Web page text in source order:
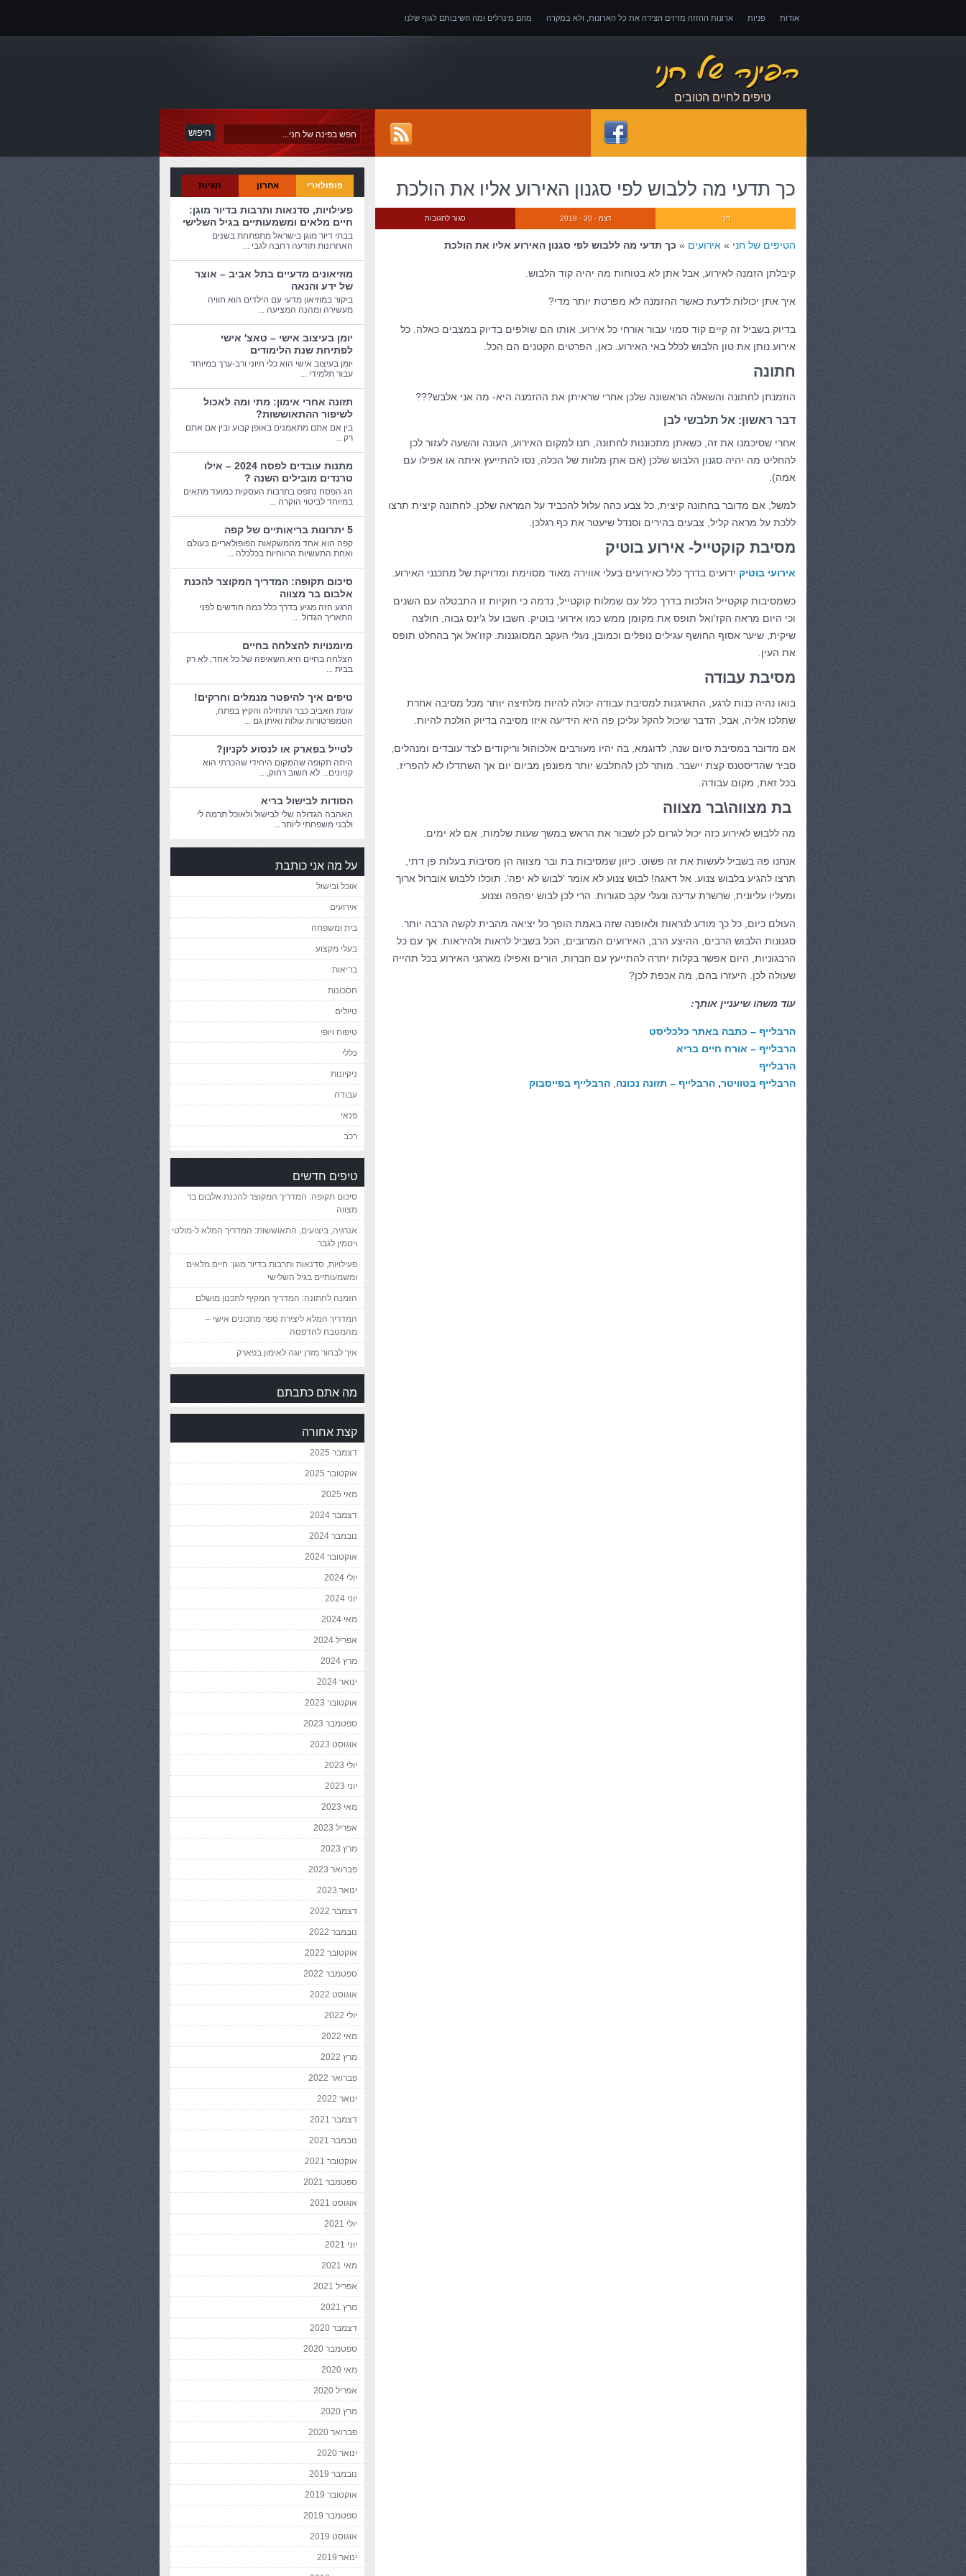
אודות פניות ארונות ההזזה מזיזים הצידה את כל הארונות, ולא במקרה מהם מינרלים ומה חשיבותם לגוף שלנו
אובדן כושר עבודה – כיצד לממש זכויות במקרה של אובדן כושר עבודה
טיפים לחיים הטובים
כך תדעי מה ללבוש לפי סגנון האירוע אליו את הולכת
סגור לתגובות דצמ - 30 - 2018 חני
הטיפים של חני » אירועים » כך תדעי מה ללבוש לפי סגנון האירוע אליו את הולכת
קיבלתן הזמנה לאירוע, אבל אתן לא בטוחות מה יהיה קוד הלבוש.
איך אתן יכולות לדעת כאשר ההזמנה לא מפרטת יותר מדי?
בדיוק בשביל זה קיים קוד סמוי עבור אורחי כל אירוע, אותו הם שולפים בדיוק במצבים כאלה. כל
אירוע נותן את טון הלבוש לכלל באי האירוע. כאן, הפרטים הקטנים הם הכל.
חתונה
הוזמנתן לחתונה והשאלה הראשונה שלכן אחרי שראיתן את ההזמנה היא- מה אני אלבש???
דבר ראשון: אל תלבשי לבן
אחרי שסיכמנו את זה, כשאתן מתכוננות לחתונה, תנו למקום האירוע, העונה והשעה לעזור לכן
להחליט מה יהיה סגנון הלבוש שלכן (אם אתן מלוות של הכלה, נסו להתייעץ איתה או אפילו עם
אמה).
למשל, אם מדובר בחתונה קיצית, כל צבע כהה עלול להכביד על המראה שלכן. לחתונה קיצית תרצו
ללכת על מראה קליל, צבעים בהירים וסנדל שיעטר את כף רגלכן.
מסיבת קוקטייל- אירוע בוטיק
אירועי בוטיק ידועים בדרך כלל כאירועים בעלי אווירה מאוד מסוימת ומדויקת של מתכנני האירוע.
כשמסיבות קוקטייל הולכות בדרך כלל עם שמלות קוקטייל, נדמה כי חוקיות זו התבטלה עם השנים
וכי היום מראה הקז'ואל תופס את מקומן ממש כמו אירועי בוטיק. חשבו על ג'ינס גבוה, חולצה
שיקית, שיער אסוף החושף עגילים נופלים וכמובן, נעלי העקב המסוגננות. קזו'אל אך בהחלט תופס
את העין.
מסיבת עבודה
בואו נהיה כנות לרגע, התארגנות למסיבת עבודה יכולה להיות מלחיצה יותר מכל מסיבה אחרת
שתלכו אליה, אבל, הדבר שיכול להקל עליכן פה היא הידיעה איזו מסיבה בדיוק הולכת להיות.
אם מדובר במסיבת סיום שנה, לדוגמא, בה יהיו מעורבים אלכוהול וריקודים לצד עובדים ומנהלים,
סביר שהדיסטנס קצת יישבר. מותר לכן להתלבש יותר מפונפן מביום יום אך השתדלו לא להפריז.
בכל זאת, מקום עבודה.
בת מצווה\בר מצווה
מה ללבוש לאירוע כזה יכול לגרום לכן לשבור את הראש במשך שעות שלמות, אם לא ימים.
אנחנו פה בשביל לעשות את זה פשוט. כיוון שמסיבות בת ובר מצווה הן מסיבות בעלות פן דתי,
תרצו להגיע בלבוש צנוע. אל דאגה! לבוש צנוע לא אומר 'לבוש לא יפה'. תוכלו ללבוש אוברול ארוך
ומעליו עליונית, שרשרת עדינה ונעלי עקב סגורות. הרי לכן לבוש יפהפה וצנוע.
העולם כיום, כל כך מודע לנראות ולאופנה שזה באמת הופך כל יציאה מהבית לקשה הרבה יותר.
סגנונות הלבוש הרבים, ההיצע הרב, האירועים המרובים, הכל בשביל לראות ולהיראות. אך עם כל
הרבגוניות, היום אפשר בקלות יתרה להתייעץ עם חברות, הורים ואפילו מארגני האירוע בכל תהייה
שעולה לכן. היעזרו בהם, מה אכפת לכן?
עוד משהו שיעניין אותך:
הרבלייף – כתבה באתר כלכליסט
הרבלייף – אורח חיים בריא
הרבלייף
הרבלייף בטוויטר, הרבלייף – תזונה נכונה הרבלייף בפייסבוק
פופולארי אחרון תגיות
פעילויות, סדנאות ותרבות בדיור מוגן:
חיים מלאים ומשמעותיים בגיל השלישי
בבתי דיור מוגן בישראל מתפתחת בשנים
האחרונות תודעה רחבה לגבי ...
מוזיאונים מדעיים בתל אביב – אוצר
של ידע והנאה
ביקור במוזיאון מדעי עם הילדים הוא חוויה
מעשירה ומהנה המציעה ...
יומן בעיצוב אישי – טאצ' אישי
לפתיחת שנת הלימודים
יומן בעיצוב אישי הוא כלי חיוני ורב-ערך במיוחד
עבור תלמידי ...
תזונה אחרי אימון: מתי ומה לאכול
לשיפור ההתאוששות?
בין אם אתם מתאמנים באופן קבוע ובין אם אתם
רק ...
מתנות עובדים לפסח 2024 – אילו
טרנדים מובילים השנה ?
חג הפסח נתפס בתרבות העסקית כמועד מתאים
במיוחד לביטוי הוקרה ...
5 יתרונות בריאותיים של קפה
קפה הוא אחד מהמשקאות הפופולאריים בעולם
ואחת התעשיות הרווחיות בכלכלה ...
סיכום תקופה: המדריך המקוצר להכנת
אלבום בר מצווה
הרגע הזה מגיע בדרך כלל כמה חודשים לפני
התאריך הגדול. ...
מיומנויות להצלחה בחיים
הצלחה בחיים היא השאיפה של כל אחד, לא רק
בבית ...
טיפים איך להיפטר מנמלים וחרקים!
עונת האביב כבר התחילה והקיץ בפתח,
הטמפרטורות עולות ואיתן גם ...
לטייל בפארק או לנסוע לקניון?
היתה תקופה שהמקום היחידי שהכרתי הוא
קניונים... לא חשוב רחוק, ...
הסודות לבישול בריא
האהבה הגדולה שלי לבישול ולאוכל תרמה לי
ולבני משפחתי ליותר ...
על מה אני כותבת
אוכל ובישול
אירועים
בית ומשפחה
בעלי מקצוע
בריאות
חסכונות
טיולים
טיפוח ויופי
כללי
ניקיונות
עבודה
פנאי
רכב
טיפים חדשים
סיכום תקופה: המדריך המקוצר להכנת אלבום בר
מצווה
אנרגיה, ביצועים, התאוששות: המדריך המלא ל-מולטי
ויטמין לגבר
פעילויות, סדנאות ותרבות בדיור מוגן: חיים מלאים
ומשמעותיים בגיל השלישי
הזמנה לחתונה: המדריך המקיף לתכנון מושלם
המדריך המלא ליצירת ספר מתכונים אישי –
מהמטבח להדפסה
איך לבחור מזרן יוגה לאימון בפארק
מה אתם כתבתם
קצת אחורה
דצמבר 2025
אוקטובר 2025
מאי 2025
דצמבר 2024
נובמבר 2024
אוקטובר 2024
יולי 2024
יוני 2024
מאי 2024
אפריל 2024
מרץ 2024
ינואר 2024
אוקטובר 2023
ספטמבר 2023
אוגוסט 2023
יולי 2023
יוני 2023
מאי 2023
אפריל 2023
מרץ 2023
פברואר 2023
ינואר 2023
דצמבר 2022
נובמבר 2022
אוקטובר 2022
ספטמבר 2022
אוגוסט 2022
יולי 2022
מאי 2022
מרץ 2022
פברואר 2022
ינואר 2022
דצמבר 2021
נובמבר 2021
אוקטובר 2021
ספטמבר 2021
אוגוסט 2021
יולי 2021
יוני 2021
מאי 2021
אפריל 2021
מרץ 2021
דצמבר 2020
ספטמבר 2020
מאי 2020
אפריל 2020
מרץ 2020
פברואר 2020
ינואר 2020
נובמבר 2019
אוקטובר 2019
ספטמבר 2019
אוגוסט 2019
ינואר 2019